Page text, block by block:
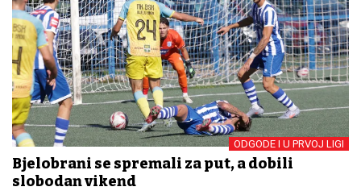
ODGODE I U PRVOJ LIGI
Bjelobrđani se spremali za put, a dobili
slobodan vikend